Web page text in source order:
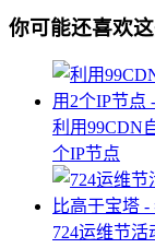
你可能还喜欢这
利用99CDN
个IP节点
724运维节活